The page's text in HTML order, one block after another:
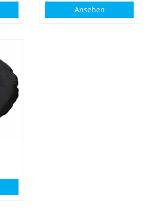
Ansehen